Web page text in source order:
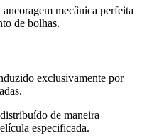
mecânica perfeita
de bolhas.
exclusivamente por
de maneira
especificada.